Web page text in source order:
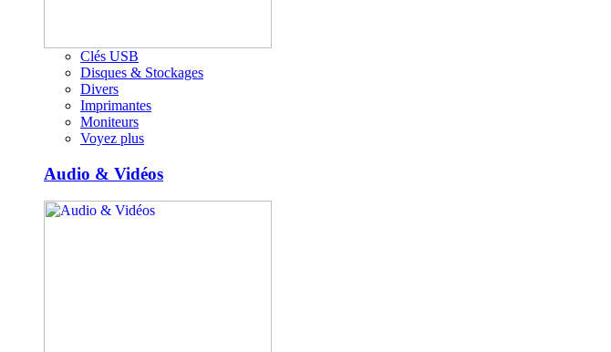
Clés USB
Disques & Stockages
Divers
Imprimantes
Moniteurs
Voyez plus
Audio & Vidéos